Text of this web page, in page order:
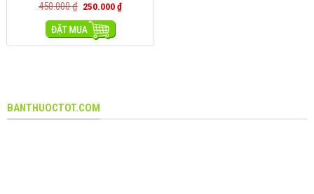
450.000₫ 250.000₫
MUA HÀNG
BANTHUOCTOT.COM